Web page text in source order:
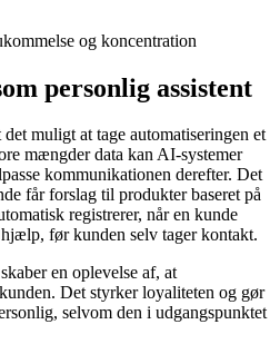
og koncentration
personlig assistent
muligt at tage automatiseringen et
mængder data kan AI-systemer
kommunikationen derefter. Det
får forslag til produkter baseret på
registrerer, når en kunde
før kunden selv tager kontakt.
en oplevelse af, at
Det styrker loyaliteten og gør
selvom den i udgangspunktet